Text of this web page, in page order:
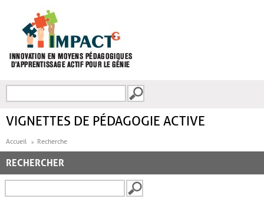
FORMULAIRE DE
VIGNETTES DE PÉDAGOGIE ACTIVE
Accueil Recherche
RECHERCHER